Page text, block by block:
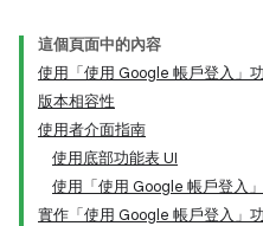
這個頁面中的內容
使用「使用 Google 帳戶登入」
版本相容性
使用者介面指南
使用底部功能表 UI
使用「使用 Google 帳戶登入
實作「使用 Google 帳戶登入」